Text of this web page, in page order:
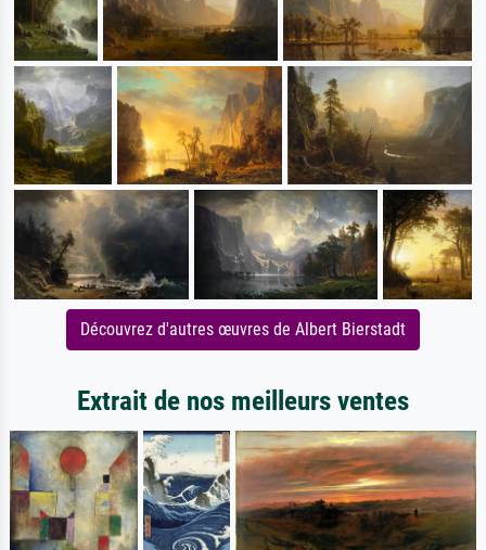
Découvrez d'autres œuvres de Albert Bierstadt
Extrait de nos meilleurs ventes